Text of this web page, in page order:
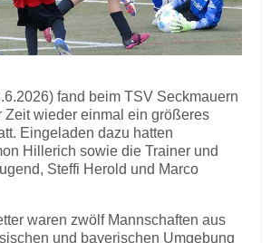
fand beim TSV Seckmauern
Zeit wieder einmal ein größeres
Eingeladen dazu hatten
Hillerich sowie die Trainer und
Steffi Herold und Marco
waren zwölf Mannschaften aus
und bayerischen Umgebung